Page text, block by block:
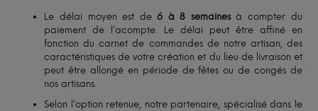
Le délai moyen est de6 à 8 semainesà compter du
paiement de l’acompte. Le délai peut être affiné en
fonction du carnet de commandes de notre artisan, des
caractéristiques de votre création et du lieu de livraison et
peut être allongé en période de fêtes ou de congés de
nos artisans.
Selon l’option retenue, notre partenaire, spécialisé dans le